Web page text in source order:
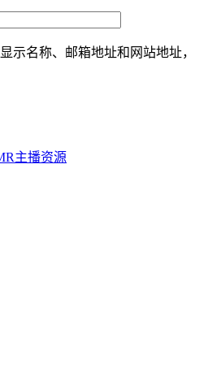
示名称、邮箱地址和网站地址，
主播资源